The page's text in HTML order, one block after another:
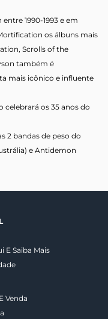
1990-1993 e em
os álbuns mais
Scrolls of the
também é
mais icônico e influente
celebrará os 35 anos do
2 bandas de peso do
e Antidemon
E Saiba Mais
Venda